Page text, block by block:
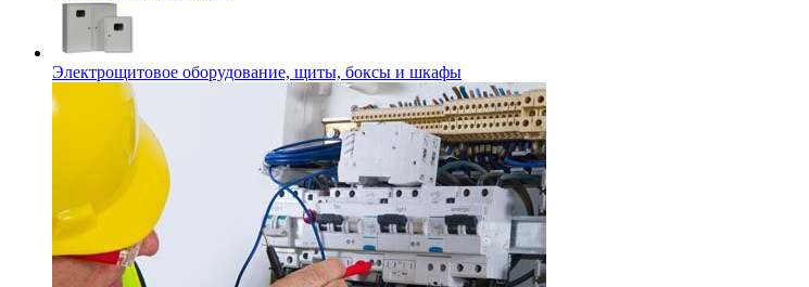
Электрощитовое оборудование, щиты, боксы и шкафы